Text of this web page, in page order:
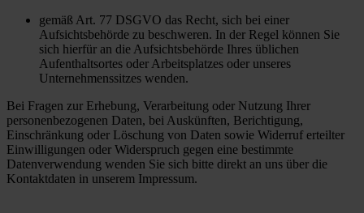
gemäß Art. 77 DSGVO das Recht, sich bei einer
Aufsichtsbehörde zu beschweren. In der Regel können Sie
sich hierfür an die Aufsichtsbehörde Ihres üblichen
Aufenthaltsortes oder Arbeitsplatzes oder unseres
Unternehmenssitzes wenden.
Bei Fragen zur Erhebung, Verarbeitung oder Nutzung Ihrer
personenbezogenen Daten, bei Auskünften, Berichtigung,
Einschränkung oder Löschung von Daten sowie Widerruf erteilter
Einwilligungen oder Widerspruch gegen eine bestimmte
Datenverwendung wenden Sie sich bitte direkt an uns über die
Kontaktdaten in unserem Impressum.